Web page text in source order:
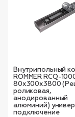
Внутрипольный
ROMMER RCQ-
80х300х3800
роликовая,
анодированный
алюминий)
подключение